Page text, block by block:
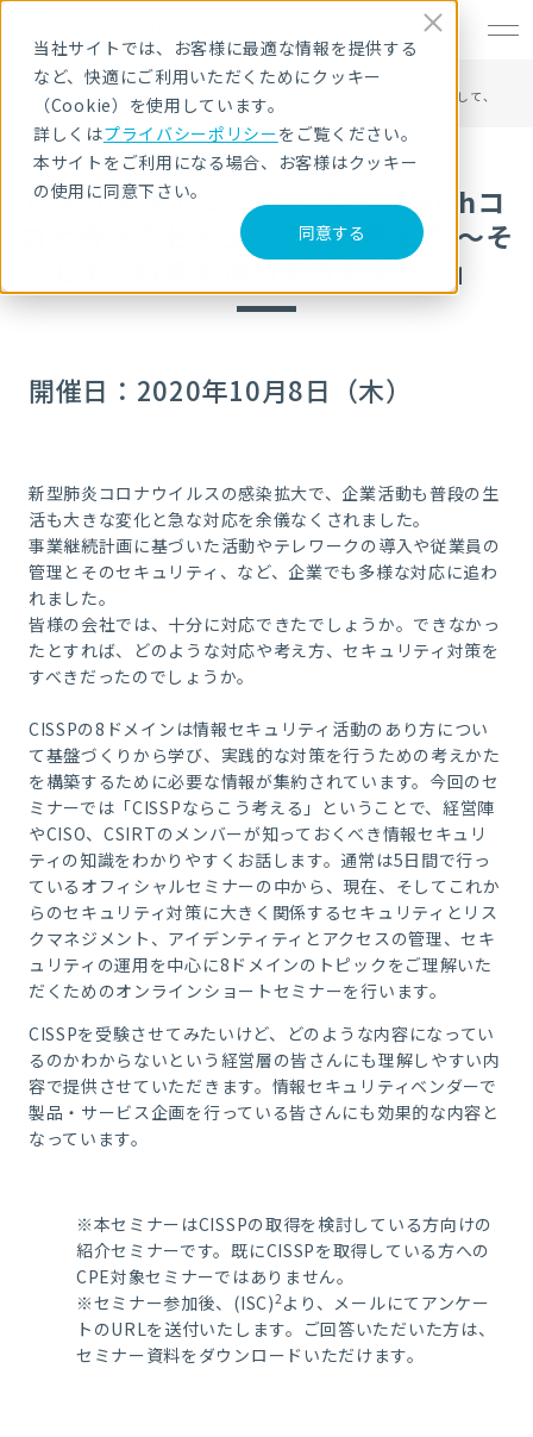
当社サイトでは、お客様に最適な情報を提供する
など、快適にご利用いただくためにクッキー
（Cookie）を使用しています。
詳しくはプライバシーポリシーをご覧ください。
本サイトをご利用になる場合、お客様はクッキー
の使用に同意下さい。
同意する
HOME
セキュリティセミナー・イベント
CISSPチャレンジセミナー 「Withコロナ時代のセキュリティの考え方 ～そして、
将来も通用する考え方～」
CISSPチャレンジセミナー 「Withコ
ロナ時代のセキュリティの考え方 ～そ
して、将来も通用する考え方～」
開催日：2020年10月8日（木）
新型肺炎コロナウイルスの感染拡大で、企業活動も普段の生
活も大きな変化と急な対応を余儀なくされました。
事業継続計画に基づいた活動やテレワークの導入や従業員の
管理とそのセキュリティ、など、企業でも多様な対応に追わ
れました。
皆様の会社では、十分に対応できたでしょうか。できなかっ
たとすれば、どのような対応や考え方、セキュリティ対策を
すべきだったのでしょうか。
CISSPの8ドメインは情報セキュリティ活動のあり方につい
て基盤づくりから学び、実践的な対策を行うための考えかた
を構築するために必要な情報が集約されています。今回のセ
ミナーでは「CISSPならこう考える」ということで、経営陣
やCISO、CSIRTのメンバーが知っておくべき情報セキュリ
ティの知識をわかりやすくお話します。通常は5日間で行っ
ているオフィシャルセミナーの中から、現在、そしてこれか
らのセキュリティ対策に大きく関係するセキュリティとリス
クマネジメント、アイデンティティとアクセスの管理、セキ
ュリティの運用を中心に8ドメインのトピックをご理解いた
だくためのオンラインショートセミナーを行います。
CISSPを受験させてみたいけど、どのような内容になってい
るのかわからないという経営層の皆さんにも理解しやすい内
容で提供させていただきます。情報セキュリティベンダーで
製品・サービス企画を行っている皆さんにも効果的な内容と
なっています。
※本セミナーはCISSPの取得を検討している方向けの
紹介セミナーです。既にCISSPを取得している方への
CPE対象セミナーではありません。
※セミナー参加後、(ISC)2 より、メールにてアンケー
トのURLを送付いたします。ご回答いただいた方は、
セミナー資料をダウンロードいただけます。